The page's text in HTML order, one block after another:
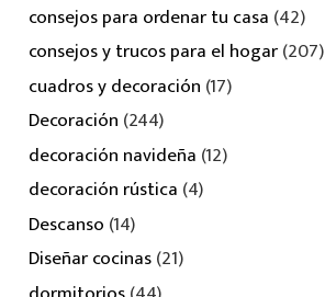
consejos para ordenar tu casa (42)
consejos y trucos para el hogar(207)
cuadros y decoración (17)
Decoración (244)
decoración navideña (12)
decoración rústica (4)
Descanso (14)
Diseñar cocinas(21)